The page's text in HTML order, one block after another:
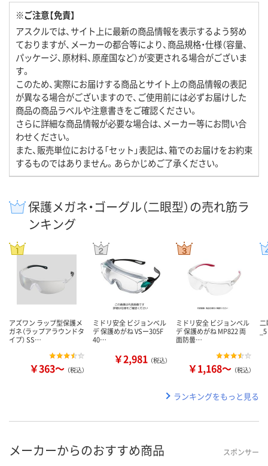
※ご注意【免責】
アスクルでは、サイト上に最新の商品情報を表示するよう努め
ておりますが、メーカーの都合等により、商品規格・仕様（容量、
パッケージ、原材料、原産国など）が変更される場合がございま
す。
このため、実際にお届けする商品とサイト上の商品情報の表記
が異なる場合がございますので、ご使用前には必ずお届けした
商品の商品ラベルや注意書きをご確認ください。
さらに詳細な商品情報が必要な場合は、メーカー等にお問い合
わせください。
また、販売単位における「セット」表記は、箱でのお届けをお約束
するものではありません。あらかじめご了承ください。
保護メガネ・ゴーグル（二眼型）の売れ筋ラ
ンキング
アズワン ラップ型保護メ
ガネ（ラップアラウンドタ
イプ） SS…
￥363～ （税込）
ミドリ安全 ビジョンベル
デ 保護めがね VSー305F
40…
￥2,981 （税込）
ミドリ安全 ビジョンベル
デ 保護めがね MP822 両
面防曇…
￥1,168～ （税込）
_5
ランキングをもっと見る
メーカーからのおすすめ商品 スポンサー